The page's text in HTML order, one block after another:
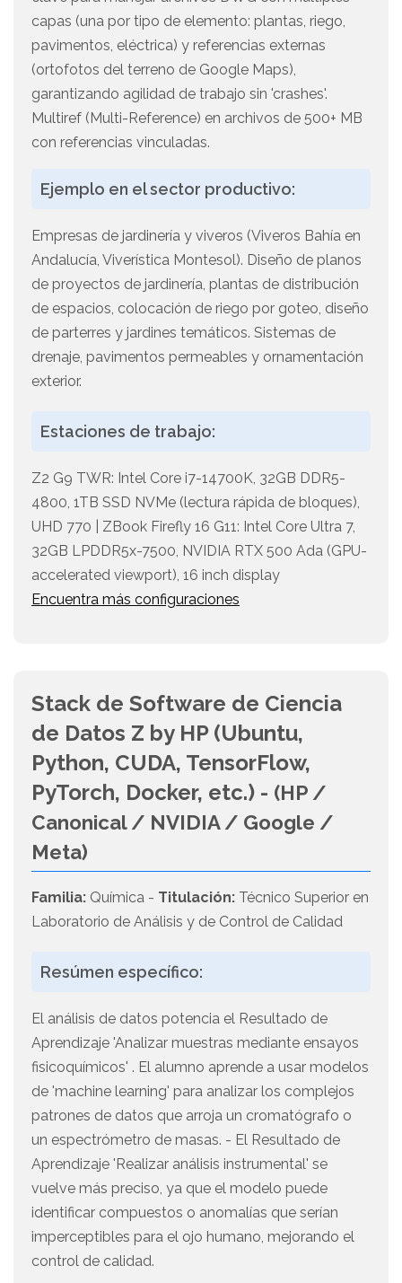
capas (una por tipo de elemento: plantas, riego,
pavimentos, eléctrica) y referencias externas
(ortofotos del terreno de Google Maps),
garantizando agilidad de trabajo sin 'crashes'.
Multiref (Multi-Reference) en archivos de 500+ MB
con referencias vinculadas.
Ejemplo en el sector productivo:
Empresas de jardinería y viveros (Viveros Bahía en
Andalucía, Viverística Montesol). Diseño de planos
de proyectos de jardinería, plantas de distribución
de espacios, colocación de riego por goteo, diseño
de parterres y jardines temáticos. Sistemas de
drenaje, pavimentos permeables y ornamentación
exterior.
Estaciones de trabajo:
Z2 G9 TWR: Intel Core i7-14700K, 32GB DDR5-
4800, 1TB SSD NVMe (lectura rápida de bloques),
UHD 770 | ZBook Firefly 16 G11: Intel Core Ultra 7,
32GB LPDDR5x-7500, NVIDIA RTX 500 Ada (GPU-
accelerated viewport), 16 inch display
Encuentra más configuraciones
Stack de Software de Ciencia
de Datos Z by HP (Ubuntu,
Python, CUDA, TensorFlow,
PyTorch, Docker, etc.) - (HP /
Canonical / NVIDIA / Google /
Meta)
Familia: Química - Titulación: Técnico Superior en
Laboratorio de Análisis y de Control de Calidad
Resúmen específico:
El análisis de datos potencia el Resultado de
Aprendizaje 'Analizar muestras mediante ensayos
fisicoquímicos' . El alumno aprende a usar modelos
de 'machine learning' para analizar los complejos
patrones de datos que arroja un cromatógrafo o
un espectrómetro de masas. - El Resultado de
Aprendizaje 'Realizar análisis instrumental' se
vuelve más preciso, ya que el modelo puede
identificar compuestos o anomalías que serían
imperceptibles para el ojo humano, mejorando el
control de calidad.